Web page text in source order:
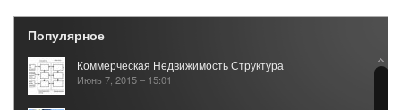
Популярное
Коммерческая Недвижимость Структура
Июнь 7, 2015 – 15:01